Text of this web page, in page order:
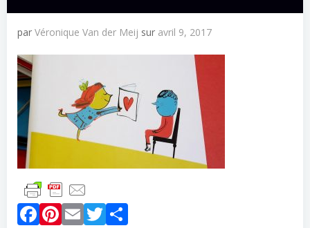
par Véronique Van der Meij sur avril 9, 2017
Facebook
Pinterest
EmailTwitter